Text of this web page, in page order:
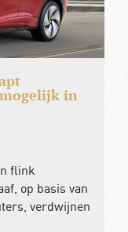
in
flink
op basis van
verdwijnen